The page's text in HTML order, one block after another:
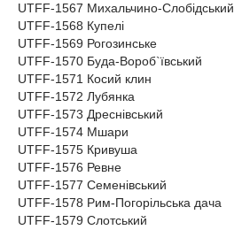
UTFF-1567 Михальчино-Слобідський
UTFF-1568 Купелі
UTFF-1569 Рогозинське
UTFF-1570 Буда-Вороб`ївський
UTFF-1571 Косий клин
UTFF-1572 Лубянка
UTFF-1573 Дреснівський
UTFF-1574 Мшари
UTFF-1575 Кривуша
UTFF-1576 Ревне
UTFF-1577 Семенівський
UTFF-1578 Рим-Погорільська дача
UTFF-1579 Слотський